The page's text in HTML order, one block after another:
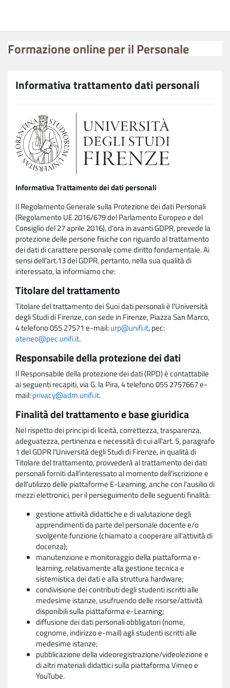
Formazione online per il Personale
Informativa trattamento dati personali
Informativa Trattamento dei dati personali
Il Regolamento Generale sulla Protezione dei dati Personali
(Regolamento UE 2016/679 del Parlamento Europeo e del
Consiglio del 27 aprile 2016), d'ora in avanti GDPR, prevede la
protezione delle persone fisiche con riguardo al trattamento
dei dati di carattere personale come diritto fondamentale. Ai
sensi dell'art.13 del GDPR, pertanto, nella sua qualità di
interessato, la informiamo che:
Titolare del trattamento
Titolare del trattamento dei Suoi dati personali è l'Università
degli Studi di Firenze, con sede in Firenze, Piazza San Marco,
4 telefono 055 27571 e-mail:urp@unifi.it, pec:
ateneo@pec.unifi.it.
Responsabile della protezione dei dati
Il Responsabile della protezione dei dati (RPD) è contattabile
ai seguenti recapiti, via G. la Pira, 4 telefono 055 2757667 e-
mail:privacy@adm.unifi.it.
Finalità del trattamento e base giuridica
Nel rispetto dei principi di liceità, correttezza, trasparenza,
adeguatezza, pertinenza e necessità di cui all'art. 5, paragrafo
1 del GDPR l'Università degli Studi di Firenze, in qualità di
Titolare del trattamento, provvederà al trattamento dei dati
personali forniti dall'interessato al momento dell'iscrizione e
dell'utilizzo delle piattaforme E-Learning, anche con l'ausilio di
mezzi elettronici, per il perseguimento delle seguenti finalità:
gestione attività didattiche e di valutazione degli
apprendimenti da parte del personale docente e/o
svolgente funzione (chiamato a cooperare all'attività di
docenza);
manutenzione e monitoraggio della piattaforma e-
learning, relativamente alla gestione tecnica e
sistemistica dei dati e alla struttura hardware;
condivisione dei contributi degli studenti iscritti alle
medesime istanze, usufruendo delle risorse/attività
disponibili sulla piattaforma e-Learning;
diffusione dei dati personali obbligatori (nome,
cognome, indirizzo e-mail) agli studenti iscritti alle
medesime istanze;
pubblicazione della videoregistrazione/videolezione e
di altri materiali didattici sulla piattaforma Vimeo e
YouTube.